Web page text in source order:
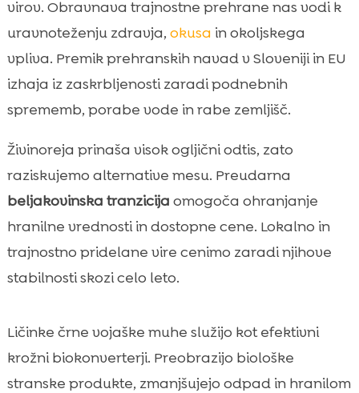
virov. Obravnava trajnostne prehrane nas vodi k
uravnoteženju zdravja, okusa in okoljskega
vpliva. Premik prehranskih navad v Sloveniji in EU
izhaja iz zaskrbljenosti zaradi podnebnih
sprememb, porabe vode in rabe zemljišč.
Živinoreja prinaša visok ogljični odtis, zato
raziskujemo alternative mesu. Preudarna
beljakovinska tranzicija omogoča ohranjanje
hranilne vrednosti in dostopne cene. Lokalno in
trajnostno pridelane vire cenimo zaradi njihove
stabilnosti skozi celo leto.
Ličinke črne vojaške muhe služijo kot efektivni
krožni biokonverterji. Preobrazijo biološke
stranske produkte, zmanjšujejo odpad in hranilom